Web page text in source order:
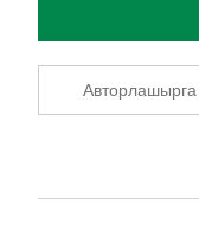
Авторлашырга